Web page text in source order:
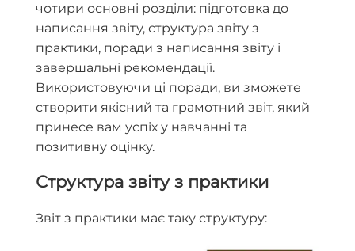
чотири основні розділи: підготовка до
написання звіту, структура звіту з
практики, поради з написання звіту і
завершальні рекомендації.
Використовуючи ці поради, ви зможете
створити якісний та грамотний звіт, який
принесе вам успіх у навчанні та
позитивну оцінку.
Структура звіту з практики
Звіт з практики має таку структуру: